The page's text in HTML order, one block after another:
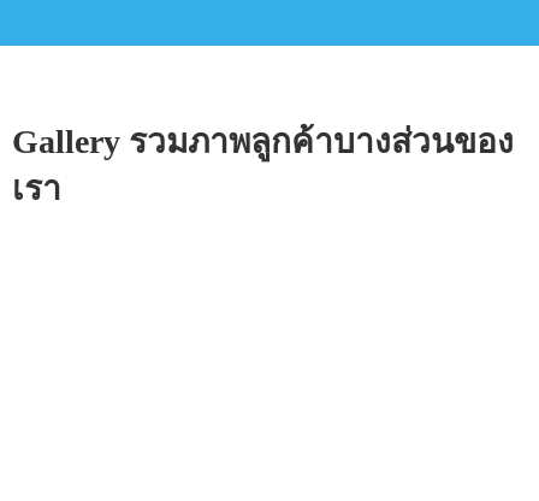
Gallery รวมภาพลูกค้าบางส่วนของ
เรา